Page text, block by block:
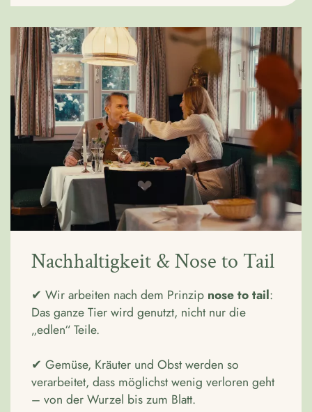
Nachhaltigkeit & Nose to Tail
✔ Wir arbeiten nach dem Prinzip nose to tail:
Das ganze Tier wird genutzt, nicht nur die
„edlen“ Teile.
✔ Gemüse, Kräuter und Obst werden so
verarbeitet, dass möglichst wenig verloren geht
– von der Wurzel bis zum Blatt.